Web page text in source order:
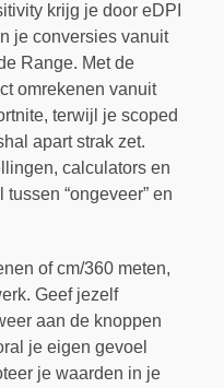
krijg je door eDPI
je conversies vanuit
Range. Met de
omrekenen vanuit
terwijl je scoped
apart strak zet.
calculators en
“ongeveer” en
of cm/360 meten,
Geef jezelf
aan de knoppen
je eigen gevoel
je waarden in je